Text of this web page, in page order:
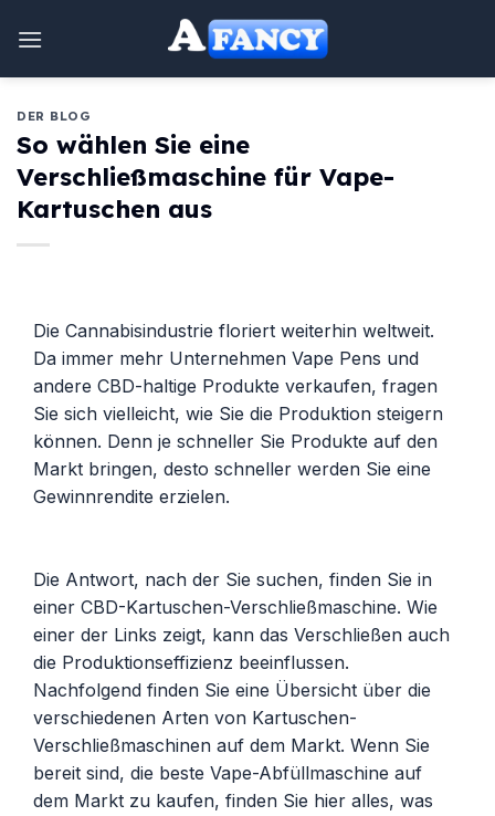
Inhalt
DER BLOG
So wählen Sie eine
Verschließmaschine für Vape-
Kartuschen aus
Die Cannabisindustrie floriert weiterhin weltweit.
Da immer mehr Unternehmen Vape Pens und
andere CBD-haltige Produkte verkaufen, fragen
Sie sich vielleicht, wie Sie die Produktion steigern
können. Denn je schneller Sie Produkte auf den
Markt bringen, desto schneller werden Sie eine
Gewinnrendite erzielen.
Die Antwort, nach der Sie suchen, finden Sie in
einer CBD-Kartuschen-Verschließmaschine. Wie
einer der Links zeigt, kann das Verschließen auch
die Produktionseffizienz beeinflussen.
Nachfolgend finden Sie eine Übersicht über die
verschiedenen Arten von Kartuschen-
Verschließmaschinen auf dem Markt. Wenn Sie
bereit sind, die beste Vape-Abfüllmaschine auf
dem Markt zu kaufen, finden Sie hier alles, was